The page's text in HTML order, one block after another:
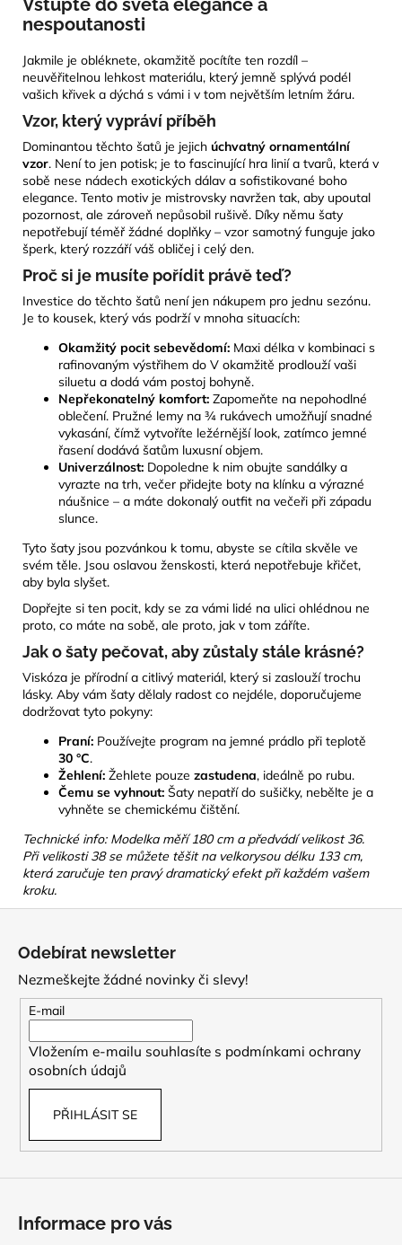
nespoutanosti
Jakmile je obléknete, okamžitě pocítíte ten rozdíl –
neuvěřitelnou lehkost materiálu, který jemně splývá podél
vašich křivek a dýchá s vámi i v tom největším letním žáru.
Vzor, který vypráví příběh
Dominantou těchto šatů je jejich úchvatný ornamentální
vzor. Není to jen potisk; je to fascinující hra linií a tvarů, která v
sobě nese nádech exotických dálav a sofistikované boho
elegance. Tento motiv je mistrovsky navržen tak, aby upoutal
pozornost, ale zároveň nepůsobil rušivě. Díky němu šaty
nepotřebují téměř žádné doplňky – vzor samotný funguje jako
šperk, který rozzáří váš obličej i celý den.
Proč si je musíte pořídit právě teď?
Investice do těchto šatů není jen nákupem pro jednu sezónu.
Je to kousek, který vás podrží v mnoha situacích:
Okamžitý pocit sebevědomí: Maxi délka v kombinaci s
rafinovaným výstřihem do V okamžitě prodlouží vaši
siluetu a dodá vám postoj bohyně.
Nepřekonatelný komfort: Zapomeňte na nepohodlné
oblečení. Pružné lemy na ¾ rukávech umožňují snadné
vykasání, čímž vytvoříte ležérnější look, zatímco jemné
řasení dodává šatům luxusní objem.
Univerzálnost: Dopoledne k nim obujte sandálky a
vyrazte na trh, večer přidejte boty na klínku a výrazné
náušnice – a máte dokonalý outfit na večeři při západu
slunce.
Tyto šaty jsou pozvánkou k tomu, abyste se cítila skvěle ve
svém těle. Jsou oslavou ženskosti, která nepotřebuje křičet,
aby byla slyšet.
Dopřejte si ten pocit, kdy se za vámi lidé na ulici ohlédnou ne
proto, co máte na sobě, ale proto, jak v tom záříte.
Jak o šaty pečovat, aby zůstaly stále krásné?
Viskóza je přírodní a citlivý materiál, který si zaslouží trochu
lásky. Aby vám šaty dělaly radost co nejdéle, doporučujeme
dodržovat tyto pokyny:
Praní: Používejte program na jemné prádlo při teplotě
30 °C.
Žehlení: Žehlete pouze zastudena, ideálně po rubu.
Čemu se vyhnout: Šaty nepatří do sušičky, nebělte je a
vyhněte se chemickému čištění.
Technické info: Modelka měří 180 cm a předvádí velikost 36.
Při velikosti 38 se můžete těšit na velkorysou délku 133 cm,
která zaručuje ten pravý dramatický efekt při každém vašem
kroku.
Odebírat newsletter
Nezmeškejte žádné novinky či slevy!
E-mail
Vložením e-mailu souhlasíte s podmínkami ochrany
osobních údajů
PŘIHLÁSIT SE
Informace pro vás